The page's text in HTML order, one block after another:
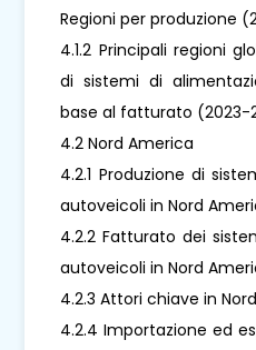
Regioni per produzione
4.1.2 Principali regioni
di sistemi di
base al fatturato (2023-
4.2 Nord America
4.2.1 Produzione di
autoveicoli in Nord
4.2.2 Fatturato dei
autoveicoli in Nord
4.2.3 Attori chiave in
4.2.4 Importazione ed